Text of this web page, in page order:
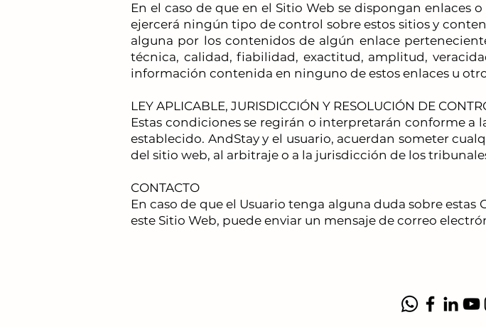
En el caso de que en el Sitio Web se dispongan enlaces
ejercerá ningún tipo de control sobre estos sitios y
alguna por los contenidos de algún enlace
técnica, calidad, fiabilidad, exactitud, amplitud,
información contenida en ninguno de estos enlaces u
LEY APLICABLE, JURISDICCIÓN Y RESOLUCIÓN DE
Estas condiciones se regirán o interpretarán conforme a
establecido. AndStay y el usuario, acuerdan someter
del sitio web, al arbitraje o a la jurisdicción de los
CONTACTO
En caso de que el Usuario tenga alguna duda sobre
este Sitio Web, puede enviar un mensaje de correo